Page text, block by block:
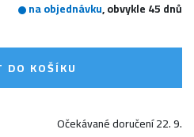
na objednávku, obvykle 45 dnů
DO KOŠÍKU
Očekávané doručení 22. 9.